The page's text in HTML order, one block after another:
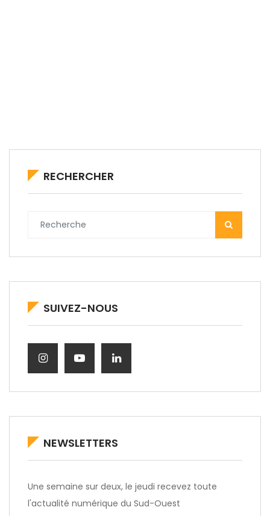
RECHERCHER
SUIVEZ-NOUS
NEWSLETTERS
Une semaine sur deux, le jeudi recevez toute
l'actualité numérique du Sud-Ouest